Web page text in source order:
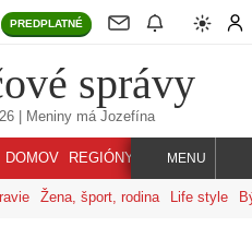
PREDPLATNÉ
správy
| Meniny má Jozefína
DOMOV REGIÓNY INDEX SVET
MENU
Žena, šport, rodina Life style